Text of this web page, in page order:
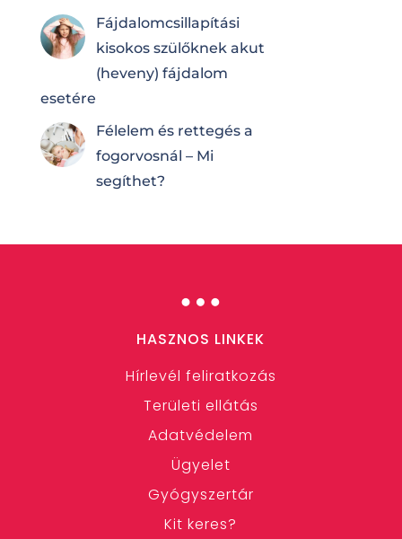
Fájdalomcsilla­pí­tá­si
kisokos szülőknek akut
(heveny) fájdalom
esetére
Félelem és rettegés a
fogorvosnál – Mi
segíthet?
…
HASZNOS LINKEK
Hírlevél feliratkozás
Területi ellátás
Adatvédelem
Ügyelet
Gyógyszertár
Kit keres?